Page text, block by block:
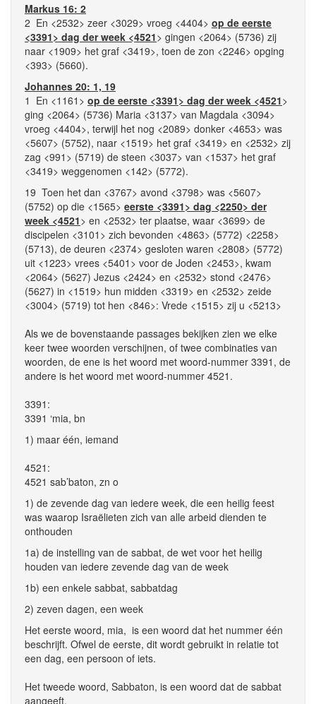
Markus 16: 2
2 En <2532> zeer <3029> vroeg <4404> op de eerste
<3391> dag der week <4521> gingen <2064> (5736) zij
naar <1909> het graf <3419>, toen de zon <2246> opging
<393> (5660).
Johannes 20: 1, 19
1 En <1161> op de eerste <3391> dag der week <4521>
ging <2064> (5736) Maria <3137> van Magdala <3094>
vroeg <4404>, terwijl het nog <2089> donker <4653> was
<5607> (5752), naar <1519> het graf <3419> en <2532> zij
zag <991> (5719) de steen <3037> van <1537> het graf
<3419> weggenomen <142> (5772).
19 Toen het dan <3767> avond <3798> was <5607>
(5752) op die <1565> eerste <3391> dag <2250> der
week <4521> en <2532> ter plaatse, waar <3699> de
discipelen <3101> zich bevonden <4863> (5772) <2258>
(5713), de deuren <2374> gesloten waren <2808> (5772)
uit <1223> vrees <5401> voor de Joden <2453>, kwam
<2064> (5627) Jezus <2424> en <2532> stond <2476>
(5627) in <1519> hun midden <3319> en <2532> zeide
<3004> (5719) tot hen <846>: Vrede <1515> zij u <5213>
Als we de bovenstaande passages bekijken zien we elke
keer twee woorden verschijnen, of twee combinaties van
woorden, de ene is het woord met woord-nummer 3391, de
andere is het woord met woord-nummer 4521.
3391:
3391 ‘mia, bn
1) maar één, iemand
4521:
4521 sab’baton, zn o
1) de zevende dag van iedere week, die een heilig feest
was waarop Israëlieten zich van alle arbeid dienden te
onthouden
1a) de instelling van de sabbat, de wet voor het heilig
houden van iedere zevende dag van de week
1b) een enkele sabbat, sabbatdag
2) zeven dagen, een week
Het eerste woord, mia, is een woord dat het nummer één
beschrijft. Ofwel de eerste, dit wordt gebruikt in relatie tot
een dag, een persoon of iets.
Het tweede woord, Sabbaton, is een woord dat de sabbat
aangeeft.